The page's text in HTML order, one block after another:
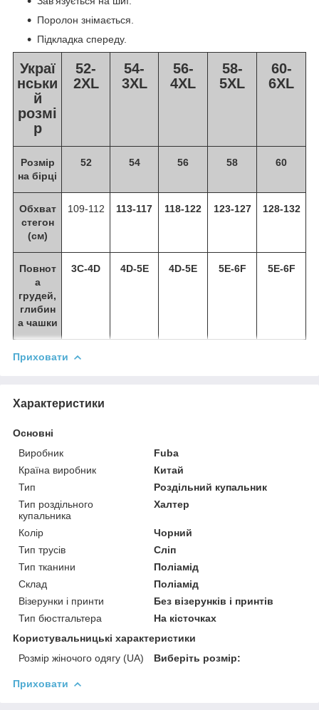
Поролон знімається.
Підкладка спереду.
Украї
нськи
й
розмі
р
52-
2XL
54-
3XL
56-
4XL
58-
5XL
60-
6XL
Розмір
на бірці
52 54 56 58 60
Обхват
стегон
(см)
109-112 113-117 118-122 123-127 128-132
Повнот
а
грудей,
глибин
а чашки
3C-4D 4D-5E 4D-5E 5E-6F 5E-6F
Приховати
Характеристики
Основні
Виробник
Fuba
Країна виробник
Китай
Тип
Роздільний купальник
Тип роздільного
купальника
Халтер
Колір
Чорний
Тип трусів
Сліп
Тип тканини
Поліамід
Склад
Поліамід
Візерунки і принти
Без візерунків і принтів
Тип бюстгальтера
На кісточках
Користувальницькі характеристики
Розмір жіночого одягу (UA)
Виберіть розмір:
Приховати